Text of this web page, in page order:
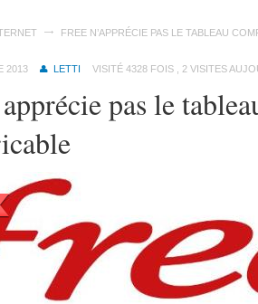
FREE N’APPRÉCIE PAS LE TABLEAU
2013 LETTI VISITÉ 4328 FOIS , 2 VISITES
pas le